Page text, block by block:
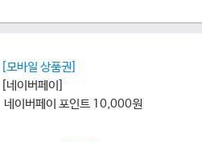
[모바일 상품권]
[네이버페이]
네이버페이 포인트 10,000원